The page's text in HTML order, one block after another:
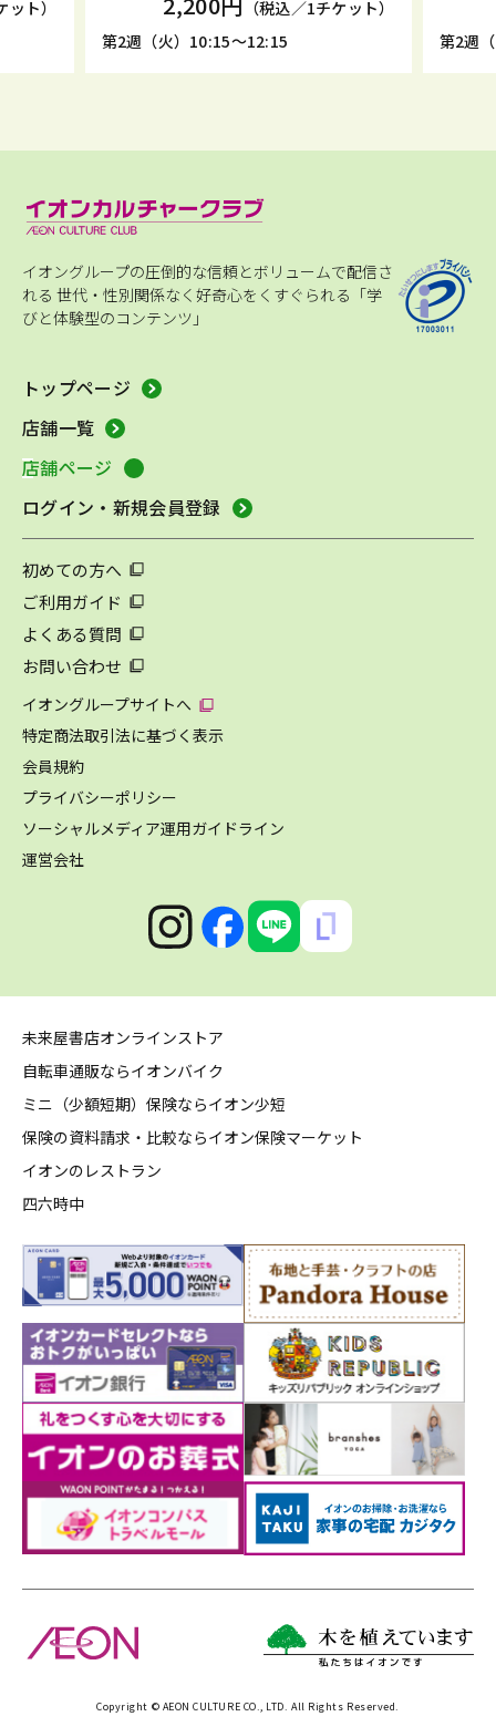
ト）
（税込／1チケット）
第2週（火）10:15～12:15
第2週
イオングループの圧倒的な信頼とボリュームで配信さ
れる 世代・性別関係なく好奇心をくすぐられる「学
びと体験型のコンテンツ」
トップページ
店舗一覧
店舗ページ
ログイン・新規会員登録
初めての方へ
ご利用ガイド
よくある質問
お問い合わせ
イオングループサイトへ
特定商法取引法に基づく表示
会員規約
プライバシーポリシー
ソーシャルメディア運用ガイドライン
運営会社
未来屋書店オンラインストア
自転車通販ならイオンバイク
ミニ（少額短期）保険ならイオン少短
保険の資料請求・比較ならイオン保険マーケット
イオンのレストラン
四六時中
Copyright © AEON CULTURE CO., LTD. All Rights Reserved.